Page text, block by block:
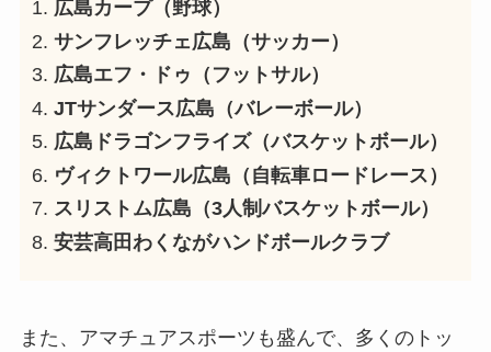
広島カープ（野球）
サンフレッチェ広島（サッカー）
広島エフ・ドゥ（フットサル）
JTサンダース広島（バレーボール）
広島ドラゴンフライズ（バスケットボール）
ヴィクトワール広島（自転車ロードレース）
スリストム広島（3人制バスケットボール）
安芸高田わくながハンドボールクラブ
また、アマチュアスポーツも盛んで、多くのトッ